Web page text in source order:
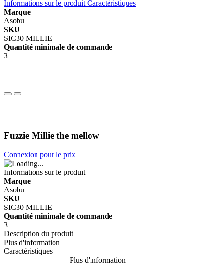
Informations sur le produit Caractéristiques
Marque
Asobu
SKU
SIC30 MILLIE
Quantité minimale de commande
3
Fuzzie Millie the mellow
Connexion pour le prix
Informations sur le produit
Marque
Asobu
SKU
SIC30 MILLIE
Quantité minimale de commande
3
Description du produit
Plus d'information
Caractéristiques
Plus d'information